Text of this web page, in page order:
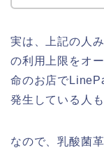
実は、上記の人
の利用上限をオ
命のお店で
発生している人も
なので、乳酸菌